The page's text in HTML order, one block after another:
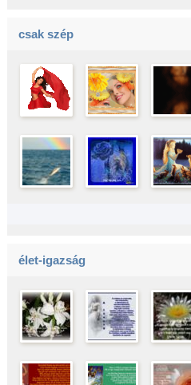
csak szép
élet-igazság